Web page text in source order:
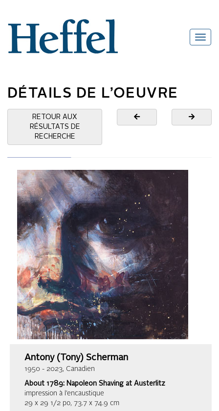
DÉTAILS DE L’OEUVRE
RETOUR AUX
RÉSULTATS DE
RECHERCHE
Antony (Tony) Scherman
1950 - 2023, Canadien
About 1789: Napoleon Shaving at Austerlitz
impression à l’encaustique
29 x 29 1/2 po, 73.7 x 74.9 cm